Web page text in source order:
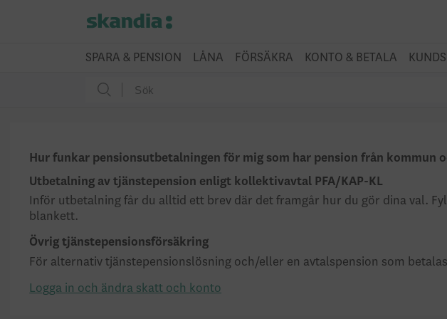
SPARA & PENSION LÅNA FÖRSÄKRA KONTO & BETALA
Hur funkar pensionsutbetalningen för mig som har pension från kommun
Utbetalning av tjänstepension enligt kollektivavtal PFA/KAP-KL
Inför utbetalning får du alltid ett brev där det framgår hur du gör dina val.
blankett.
Övrig tjänstepensionsförsäkring
För alternativ tjänstepensionslösning och/eller en avtalspension som
Logga in och ändra skatt och konto